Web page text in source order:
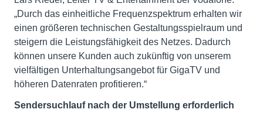
„Durch das einheitliche Frequenzspektrum erhalten wir
einen größeren technischen Gestaltungsspielraum und
steigern die Leistungsfähigkeit des Netzes. Dadurch
können unsere Kunden auch zukünftig von unserem
vielfältigen Unterhaltungsangebot für GigaTV und
höheren Datenraten profitieren.“
Sendersuchlauf nach der Umstellung erforderlich